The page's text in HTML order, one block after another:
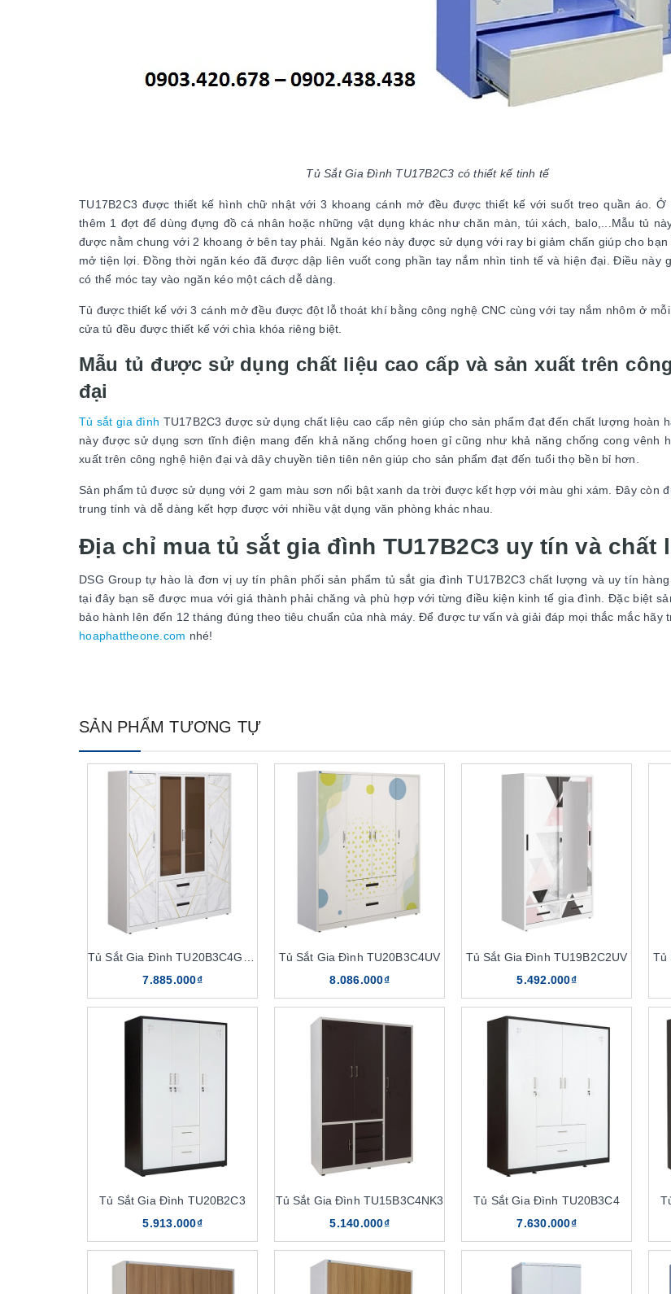
Tủ Sắt Gia Đình TU17B2C3 có thiết kế tinh tế
TU17B2C3 được thiết kế hình chữ nhật với 3 khoang cánh mở đều được thiết kế với suốt treo quần áo. Ở
thêm 1 đợt để dùng đựng đồ cá nhân hoặc những vật dụng khác như chăn màn, túi xách, balo,...Mẫu tủ
được nằm chung với 2 khoang ở bên tay phải. Ngăn kéo này được sử dụng với ray bi giảm chấn giúp cho bạn
mở tiện lợi. Đồng thời ngăn kéo đã được dập liên vuốt cong phần tay nắm nhìn tinh tế và hiện đại. Điều này
có thể móc tay vào ngăn kéo một cách dễ dàng.
Tủ được thiết kế với 3 cánh mở đều được đột lỗ thoát khí bằng công nghệ CNC cùng với tay nắm nhôm ở
cửa tủ đều được thiết kế với chìa khóa riêng biệt.
Mẫu tủ được sử dụng chất liệu cao cấp và sản xuất trên
đại
Tủ sắt gia đình TU17B2C3 được sử dụng chất liệu cao cấp nên giúp cho sản phẩm đạt đến chất lượng hoàn
này được sử dụng sơn tĩnh điện mang đến khả năng chống hoen gỉ cũng như khả năng chống cong vênh
xuất trên công nghệ hiện đại và dây chuyền tiên tiên nên giúp cho sản phẩm đạt đến tuổi thọ bền bỉ hơn.
Sản phẩm tủ được sử dụng với 2 gam màu sơn nổi bật xanh da trời được kết hợp với màu ghi xám. Đây còn
trung tính và dễ dàng kết hợp được với nhiều vật dụng văn phòng khác nhau.
Địa chỉ mua tủ sắt gia đình TU17B2C3 uy tín và chất
DSG Group tự hào là đơn vị uy tín phân phối sản phẩm tủ sắt gia đình TU17B2C3 chất lượng và uy tín
tại đây bạn sẽ được mua với giá thành phải chăng và phù hợp với từng điều kiện kinh tế gia đình. Đặc biệt
bảo hành lên đến 12 tháng đúng theo tiêu chuẩn của nhà máy. Để được tư vấn và giải đáp mọi thắc mắc hãy
hoaphattheone.com nhé!
SẢN PHẨM TƯƠNG TỰ
7.885.000₫
Tủ Sắt Gia Đình TU20B3C4UV
8.086.000₫
Tủ Sắt Gia Đình TU19B2C2UV
5.492.000₫
Tủ
Tủ Sắt Gia Đình TU20B2C3
5.913.000₫
Tủ Sắt Gia Đình TU15B3C4NK3
5.140.000₫
Tủ Sắt Gia Đình TU20B3C4
7.630.000₫